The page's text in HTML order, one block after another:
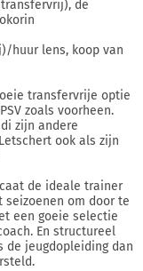
de
huur lens, koop van
transfervrije optie
zoals voorheen.
zijn andere
ook als zijn
de ideale trainer
seizoenen om door te
een goeie selectie
En structureel
de jeugdopleiding dan